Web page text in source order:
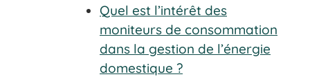
Quel est l’intérêt des
moniteurs de consommation
dans la gestion de l’énergie
domestique ?